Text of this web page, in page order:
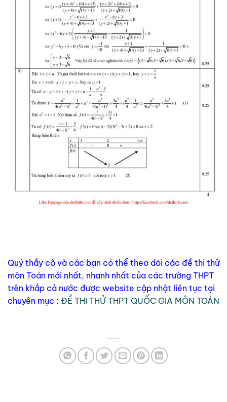
Quý thầy cô và các bạn có thể theo dõi các đề thi thử
môn Toán mới nhất, nhanh nhất của các trường THPT
trên khắp cả nước được website cập nhật liên tục tại
chuyên mục : ĐỀ THI THỬ THPT QUỐC GIA MÔN TOÁN